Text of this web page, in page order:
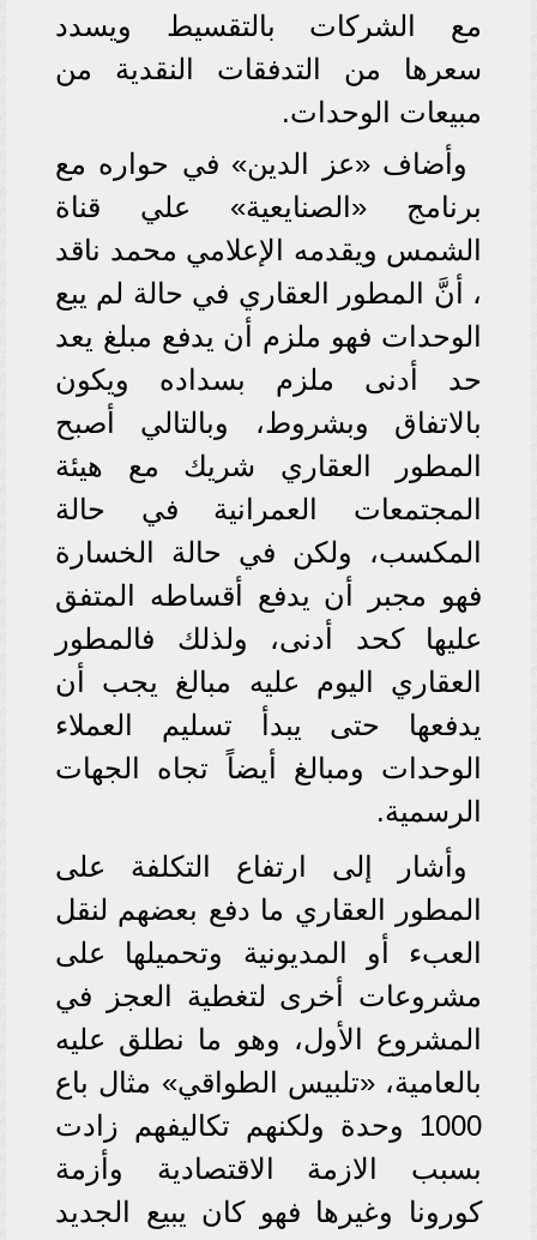
مع الشركات بالتقسيط ويسدد
سعرها من التدفقات النقدية من
مبيعات الوحدات.
وأضاف «عز الدين» في حواره مع
برنامج «الصنايعية» علي قناة
الشمس ويقدمه الإعلامي محمد ناقد
، أنَّ المطور العقاري في حالة لم يبع
الوحدات فهو ملزم أن يدفع مبلغ يعد
حد أدنى ملزم بسداده ويكون
بالاتفاق وبشروط، وبالتالي أصبح
المطور العقاري شريك مع هيئة
المجتمعات العمرانية في حالة
المكسب، ولكن في حالة الخسارة
فهو مجبر أن يدفع أقساطه المتفق
عليها كحد أدنى، ولذلك فالمطور
العقاري اليوم عليه مبالغ يجب أن
يدفعها حتى يبدأ تسليم العملاء
الوحدات ومبالغ أيضاً تجاه الجهات
الرسمية.
وأشار إلى ارتفاع التكلفة على
المطور العقاري ما دفع بعضهم لنقل
العبء أو المديونية وتحميلها على
مشروعات أخرى لتغطية العجز في
المشروع الأول، وهو ما نطلق عليه
بالعامية، «تلبيس الطواقي» مثال باع
1000 وحدة ولكنهم تكاليفهم زادت
بسبب الازمة الاقتصادية وأزمة
كورونا وغيرها فهو كان يبيع الجديد